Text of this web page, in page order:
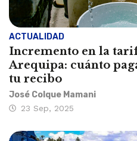
ACTUALIDAD
Incremento en la
Arequipa: cuánto
tu recibo
José Colque Mamani
23 Sep, 2025